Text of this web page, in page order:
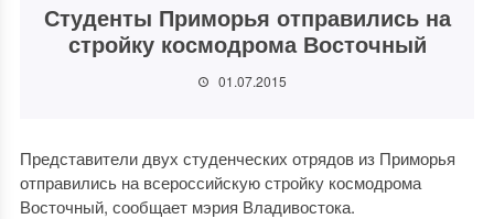
Студенты Приморья отправились на
стройку космодрома Восточный
01.07.2015
Представители двух студенческих отрядов из Приморья
отправились на всероссийскую стройку космодрома
Восточный, сообщает мэрия Владивостока.